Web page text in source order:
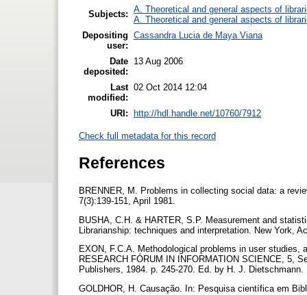
Subjects: A. Theoretical and general aspects of
A. Theoretical and general aspects of
Depositing
user:
Cassandra Lucia de Maya Viana
Date
deposited:
13 Aug 2006
Last
modified:
02 Oct 2014 12:04
URI: http://hdl.handle.net/10760/7912
Check full metadata for this record
References
BRENNER, M. Problems in collecting social data: a
7(3):139-151, April 1981.
BUSHA, C.H. & HARTER, S.P. Measurement and
Librarianship: techniques and interpretation. New York,
EXON, F.C.A. Methodological problems in user studies,
RESEARCH FÓRUM IN INFORMATION SCIENCE, 5,
Publishers, 1984. p. 245-270. Ed. by H. J. Dietschmann.
GOLDHOR, H. Causação. In: Pesquisa científica em